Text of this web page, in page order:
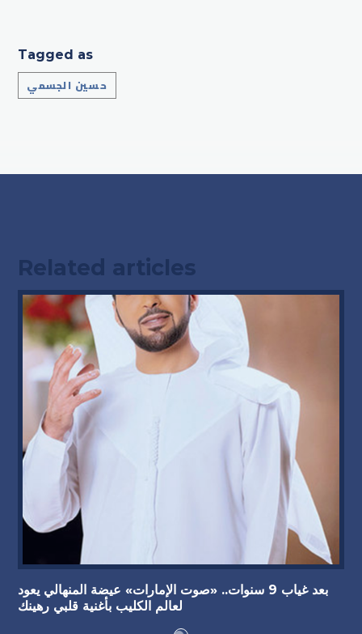
Tagged as
حسين الجسمي
Related articles
بعد غياب 9 سنوات.. «صوت الإمارات» عيضة المنهالي يعود
لعالم الكليب بأغنية قلبي رهينك